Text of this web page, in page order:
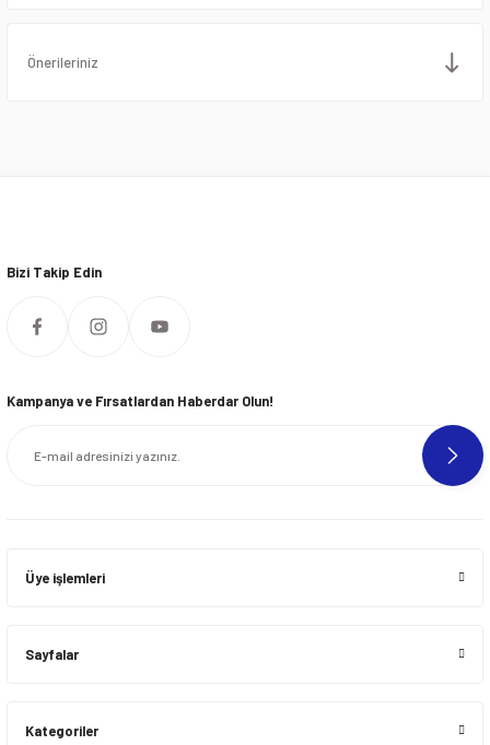
Önerileriniz
Bizi Takip Edin
Kampanya ve Fırsatlardan Haberdar Olun!
Üye işlemleri
Sayfalar
Kategoriler